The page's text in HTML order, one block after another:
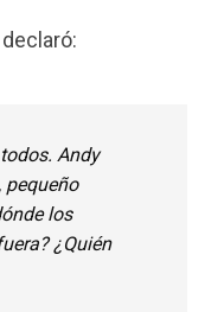
Andy
pequeño
los
¿Quién